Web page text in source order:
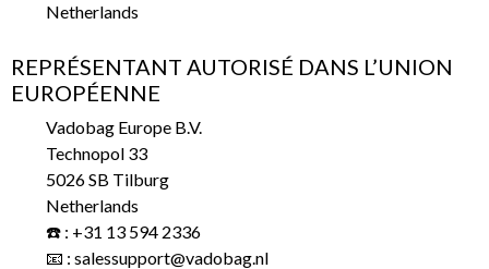
Netherlands
REPRÉSENTANT AUTORISÉ DANS L’UNION
EUROPÉENNE
Vadobag Europe B.V.
Technopol 33
5026 SB Tilburg
Netherlands
☎️ : +31 13 594 2336
📧 : salessupport@vadobag.nl